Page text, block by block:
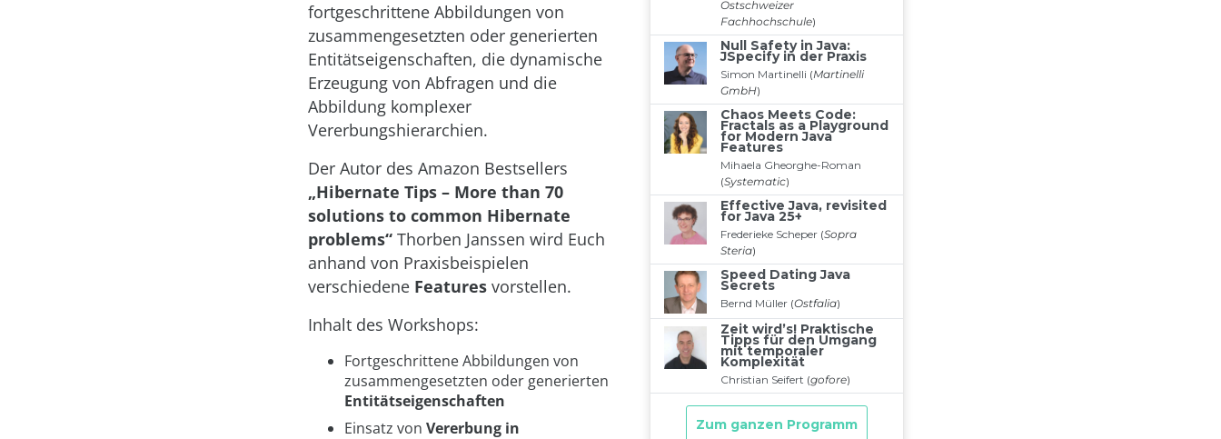
fortgeschrittene Abbildungen von
zusammengesetzten oder generierten
Entitätseigenschaften, die dynamische
Erzeugung von Abfragen und die
Abbildung komplexer
Vererbungshierarchien.
Der Autor des Amazon Bestsellers
„Hibernate Tips – More than 70
solutions to common Hibernate
problems“ Thorben Janssen wird Euch
anhand von Praxisbeispielen
verschiedene Features vorstellen.
Inhalt des Workshops:
Fortgeschrittene Abbildungen von
zusammengesetzten oder generierten
Entitätseigenschaften
Einsatz von Vererbung in